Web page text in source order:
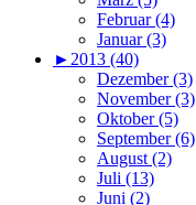
Februar (4)
Januar (3)
► 2013 (40)
Dezember (3)
November (3)
Oktober (5)
September (6)
August (2)
Juli (13)
Juni (2)